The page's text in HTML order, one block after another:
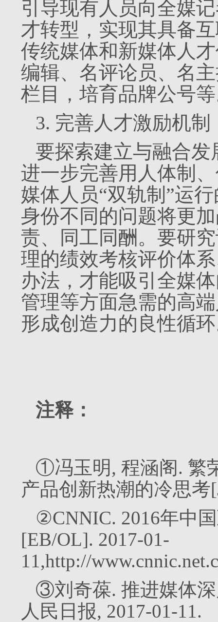
引导现有人员向全媒
才转型，实现其具备
传统媒体和新媒体人
编辑、名评论员、名
栏目，培育品牌公号
3. 完善人才激励机制
要探索建立与融合
进一步完善用人体制
媒体人员“双轨制”运
身份不同的问题将更
责、同工同酬。要研
理的绩效考核评价体
办法，才能吸引全媒
管理等方面急需的高
形成创造力的良性循
注释：
①冯玉明, 程涵阁. 繁
产品创新热潮的冷思考
②CNNIC. 2016年中
[EB/OL]. 2017-01-
11,http://
③刘奇葆. 推进媒体
人民日报, 2017-01-11.